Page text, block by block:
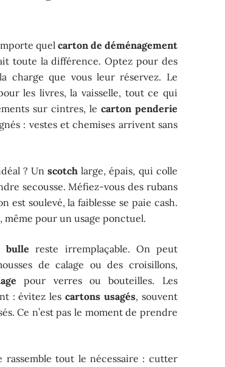
quel carton de déménagement
toute la différence. Optez pour des
charge que vous leur réservez. Le
les livres, la vaisselle, tout ce qui
sur cintres, le carton penderie
: vestes et chemises arrivent sans
? Unscotch large, épais, qui colle
secousse. Méfiez-vous des rubans
est soulevé, la faiblesse se paie cash.
pour un usage ponctuel.
bulle reste irremplaçable. On peut
de calage ou des croisillons,
pour verres ou bouteilles. Les
: évitez lescartons usagés, souvent
Ce n’est pas le moment de prendre
rassemble tout le nécessaire : cutter